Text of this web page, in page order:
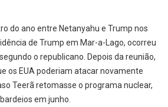
do ano entre Netanyahu e Trump nos
de Trump em Mar-a-Lago, ocorreu
o republicano. Depois da reunião,
os EUA poderiam atacar novamente
Teerã retomasse o programa nuclear,
em junho.